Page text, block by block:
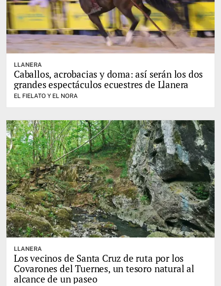
LLANERA
Caballos, acrobacias y doma: así serán los dos
grandes espectáculos ecuestres de Llanera
EL FIELATO Y EL NORA
LLANERA
Los vecinos de Santa Cruz de ruta por los
Covarones del Tuernes, un tesoro natural al
alcance de un paseo